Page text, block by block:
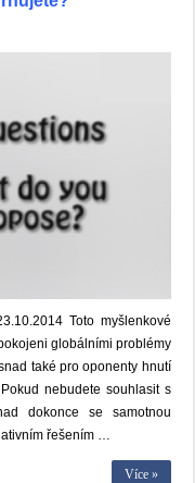
Toto myšlenkové
globálními problémy
také pro oponenty hnutí
nebudete souhlasit s
dokonce se samotnou
řešením …
Více »